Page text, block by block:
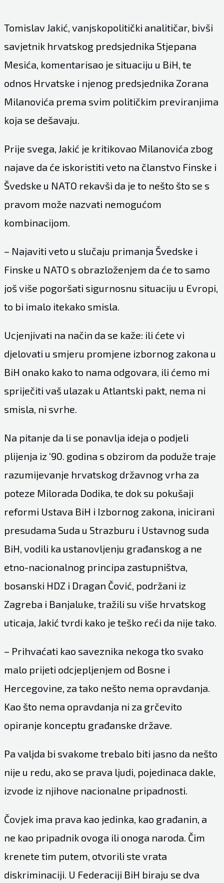
Tomislav Jakić, vanjskopolitički analitičar, bivši
savjetnik hrvatskog predsjednika Stjepana
Mesića, komentarisao je situaciju u BiH, te
odnos Hrvatske i njenog predsjednika Zorana
Milanovića prema svim političkim previranjima
koja se dešavaju.
Prije svega, Jakić je kritikovao Milanovića zbog
najave da će iskoristiti veto na članstvo Finske i
Švedske u NATO rekavši da je to nešto što se s
pravom može nazvati nemogućom
kombinacijom.
– Najaviti veto u slučaju primanja Švedske i
Finske u NATO s obrazloženjem da će to samo
još više pogoršati sigurnosnu situaciju u Evropi,
to bi imalo itekako smisla.
Ucjenjivati na način da se kaže: ili ćete vi
djelovati u smjeru promjene izbornog zakona u
BiH onako kako to nama odgovara, ili ćemo mi
spriječiti vaš ulazak u Atlantski pakt, nema ni
smisla, ni svrhe.
Na pitanje da li se ponavlja ideja o podjeli
plijenja iz ‘90. godina s obzirom da poduže traje
razumijevanje hrvatskog državnog vrha za
poteze Milorada Dodika, te dok su pokušaji
reformi Ustava BiH i Izbornog zakona, inicirani
presudama Suda u Strazburu i Ustavnog suda
BiH, vodili ka ustanovljenju građanskog a ne
etno-nacionalnog principa zastupništva,
bosanski HDZ i Dragan Čović, podržani iz
Zagreba i Banjaluke, tražili su više hrvatskog
uticaja, Jakić tvrdi kako je teško reći da nije tako.
– Prihvaćati kao saveznika nekoga tko svako
malo prijeti odcjepljenjem od Bosne i
Hercegovine, za tako nešto nema opravdanja.
Kao što nema opravdanja ni za grčevito
opiranje konceptu građanske države.
Pa valjda bi svakome trebalo biti jasno da nešto
nije u redu, ako se prava ljudi, pojedinaca dakle,
izvode iz njihove nacionalne pripadnosti.
Čovjek ima prava kao jedinka, kao građanin, a
ne kao pripadnik ovoga ili onoga naroda. Čim
krenete tim putem, otvorili ste vrata
diskriminaciji. U Federaciji BiH biraju se dva